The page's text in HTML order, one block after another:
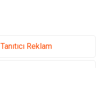
Tanıtıcı Reklam